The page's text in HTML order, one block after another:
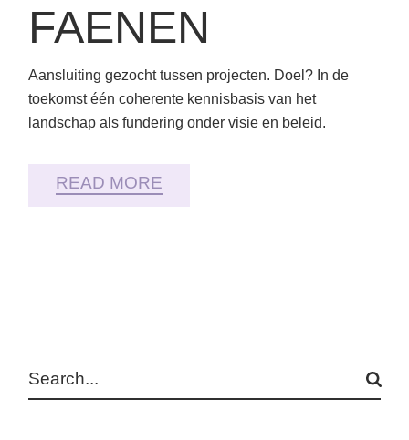
FAENEN
Aansluiting gezocht tussen projecten. Doel? In de
toekomst één coherente kennisbasis van het
landschap als fundering onder visie en beleid.
READ MORE